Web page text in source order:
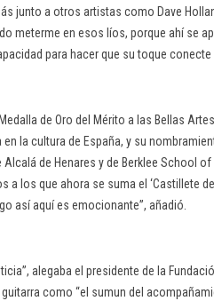
junto a otros artistas como Dave
meterme en esos líos, porque ahí se
para hacer que su toque
de Oro del Mérito a las Bellas
la cultura de España, y su
de Henares y de Berklee School
los que ahora se suma el ‘Castillete de
así aquí es emocionante”, añadió.
alegaba el presidente de la
como “el sumun del